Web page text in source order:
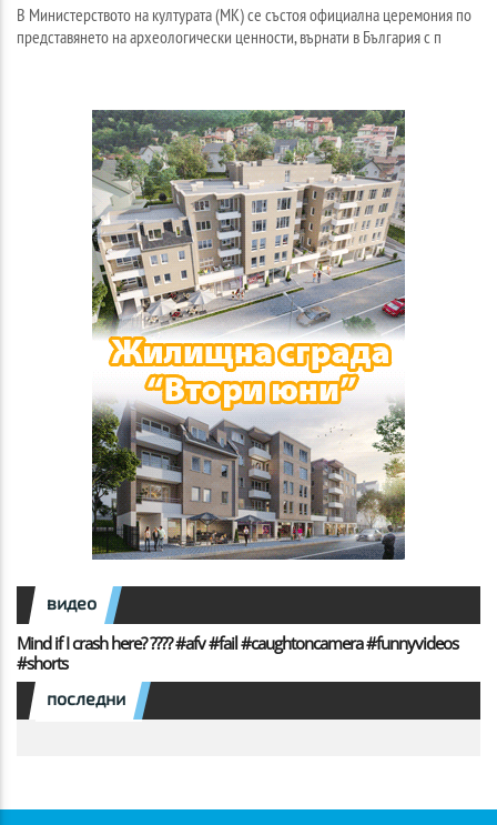
В Министерството на културата (МК) се състоя официална церемония по
представянето на археологически ценности, върнати в България с п
видео
Mind if I crash here? ???? #afv #fail #caughtoncamera #funnyvideos
#shorts
последни